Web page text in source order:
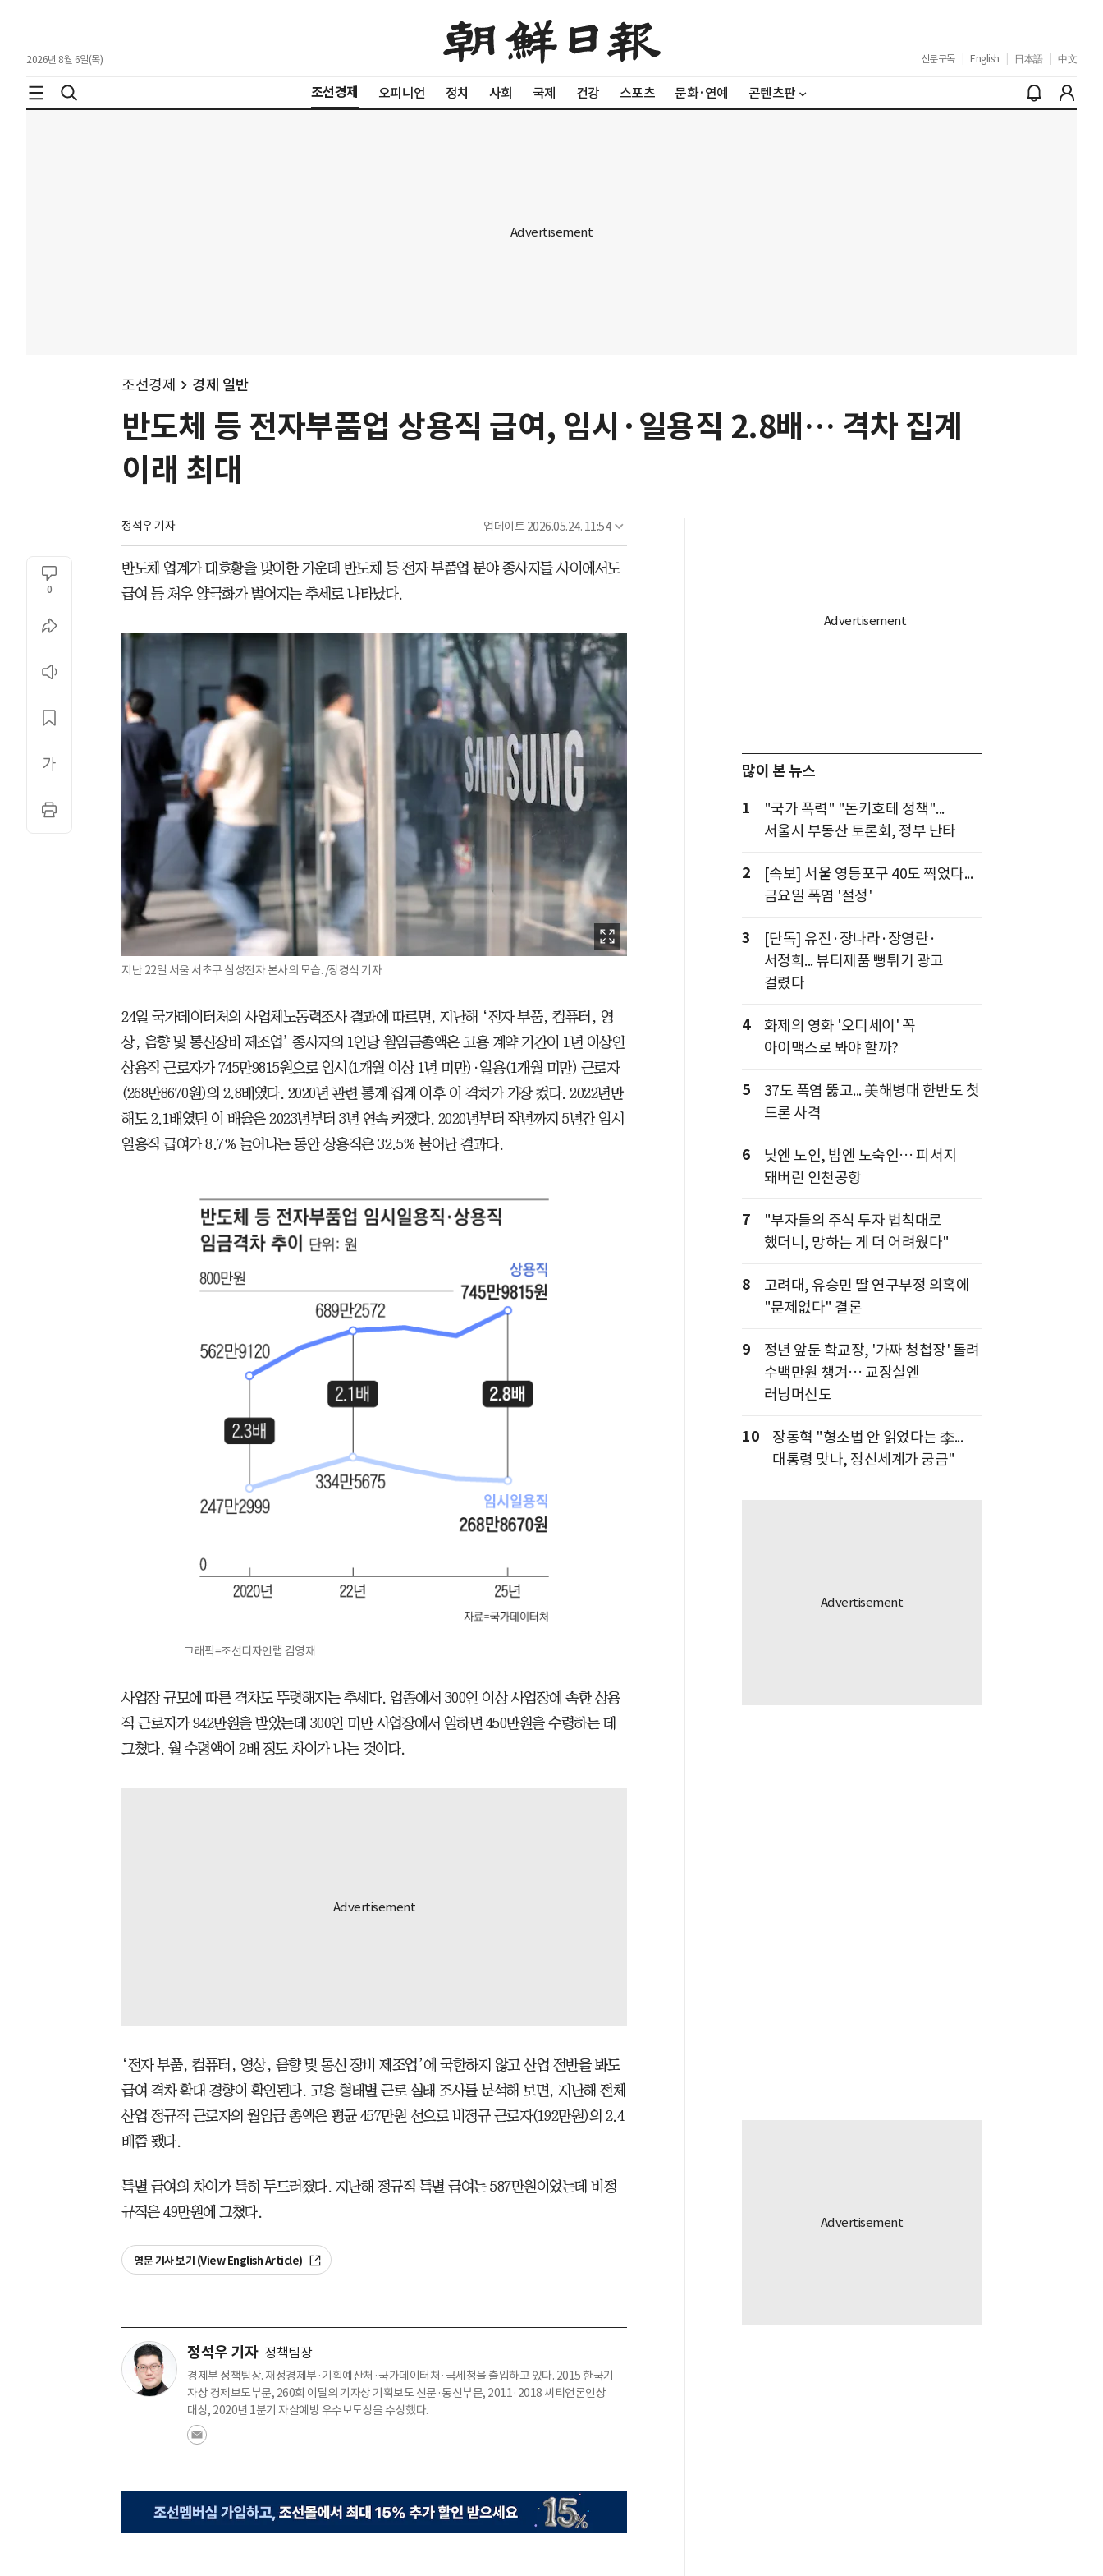
2026년 8월 6일(목) 신문구독 English 日本語 中文
조선경제 오피니언 정치 사회 국제 건강 스포츠 문화·연예 콘텐츠판
조선경제 경제 일반
반도체 등 전자부품업 상용직 급여, 임시·일용직 2.8배… 격차 집계
이래 최대
정석우 기자 업데이트 2026.05.24. 11:54
0
반도체 업계가 대호황을 맞이한 가운데 반도체 등 전자 부품업 분야 종사자들 사이에서도
급여 등 처우 양극화가 벌어지는 추세로 나타났다.
지난 22일 서울 서초구 삼성전자 본사의 모습. /장경식 기자
24일 국가데이터처의 사업체노동력조사 결과에 따르면, 지난해 ‘전자 부품, 컴퓨터, 영
상, 음향 및 통신장비 제조업’ 종사자의 1인당 월임금총액은 고용 계약 기간이 1년 이상인
상용직 근로자가 745만9815원으로 임시(1개월 이상 1년 미만)·일용(1개월 미만) 근로자
(268만8670원)의 2.8배였다. 2020년 관련 통계 집계 이후 이 격차가 가장 컸다. 2022년만
해도 2.1배였던 이 배율은 2023년부터 3년 연속 커졌다. 2020년부터 작년까지 5년간 임시
일용직 급여가 8.7% 늘어나는 동안 상용직은 32.5% 불어난 결과다.
그래픽=조선디자인랩 김영재
사업장 규모에 따른 격차도 뚜렷해지는 추세다. 업종에서 300인 이상 사업장에 속한 상용
직 근로자가 942만원을 받았는데 300인 미만 사업장에서 일하면 450만원을 수령하는 데
그쳤다. 월 수령액이 2배 정도 차이가 나는 것이다.
‘전자 부품, 컴퓨터, 영상, 음향 및 통신 장비 제조업’에 국한하지 않고 산업 전반을 봐도
급여 격차 확대 경향이 확인된다. 고용 형태별 근로 실태 조사를 분석해 보면, 지난해 전체
산업 정규직 근로자의 월임금 총액은 평균 457만원 선으로 비정규 근로자(192만원)의 2.4
배쯤 됐다.
특별 급여의 차이가 특히 두드러졌다. 지난해 정규직 특별 급여는 587만원이었는데 비정
규직은 49만원에 그쳤다.
영문 기사 보기 (View English Article)
정석우 기자 정책팀장
경제부 정책팀장. 재정경제부·기획예산처·국가데이터처·국세청을 출입하고 있다. 2015 한국기
자상 경제보도부문, 260회 이달의 기자상 기획보도 신문·통신부문, 2011·2018 씨티언론인상
대상, 2020년 1분기 자살예방 우수보도상을 수상했다.
많이 본 뉴스
1
"국가 폭력" "돈키호테 정책"...
서울시 부동산 토론회, 정부 난타
2
[속보] 서울 영등포구 40도 찍었다...
금요일 폭염 '절정'
3
[단독] 유진·장나라·장영란·
서정희... 뷰티제품 뻥튀기 광고
걸렸다
4
화제의 영화 '오디세이' 꼭
아이맥스로 봐야 할까?
5
37도 폭염 뚫고... 美해병대 한반도 첫
드론 사격
6
낮엔 노인, 밤엔 노숙인… 피서지
돼버린 인천공항
7
"부자들의 주식 투자 법칙대로
했더니, 망하는 게 더 어려웠다"
8
고려대, 유승민 딸 연구부정 의혹에
"문제없다" 결론
9
정년 앞둔 학교장, '가짜 청첩장' 돌려
수백만원 챙겨… 교장실엔
러닝머신도
10
장동혁 "형소법 안 읽었다는 李...
대통령 맞나, 정신세계가 궁금"